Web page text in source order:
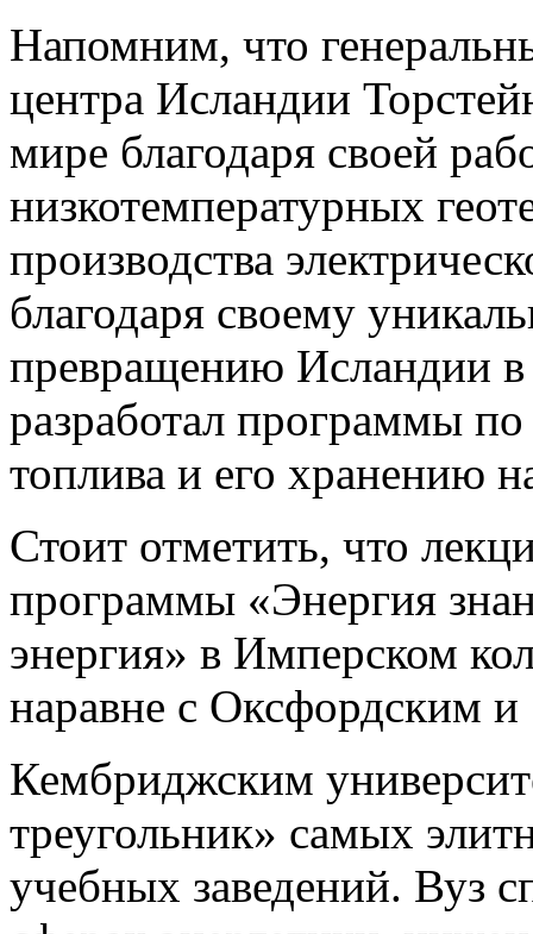
Напомним, что
центра Исландии
мире благодаря своей
низкотемпературных
производства
благодаря своему
превращению Исландии
разработал программы
топлива и его хранению
Стоит отметить, что
программы «Энергия
энергия» в Имперском
наравне с Оксфордским и
Кембриджским
треугольник» самых
учебных заведений. Вуз